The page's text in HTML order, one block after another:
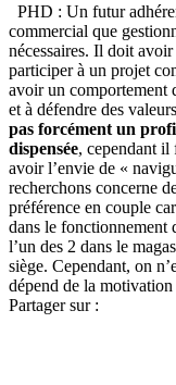
PHD : Un futur
commercial que
nécessaires. Il doit
participer à un projet
avoir un comportement
et à défendre des
pas forcément un
dispensée, cependant il
avoir l’envie de «
recherchons concerne
préférence en couple
dans le fonctionnement
l’un des 2 dans le
siège. Cependant, on
dépend de la motivation
Partager sur :